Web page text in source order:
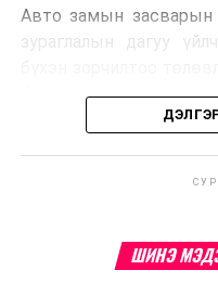
Ийнхүү лаг хатаах,
улсад өргөн ашиглаж
Авто замын засварын
зураглалын дагуу
бодлогын газраас
ШИНЭ